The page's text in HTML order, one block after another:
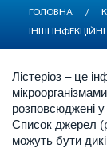
вмістуГОЛОВНА /
ІНШІ
Лістеріоз – це
розповсюджені у
Список джерел
можуть бути